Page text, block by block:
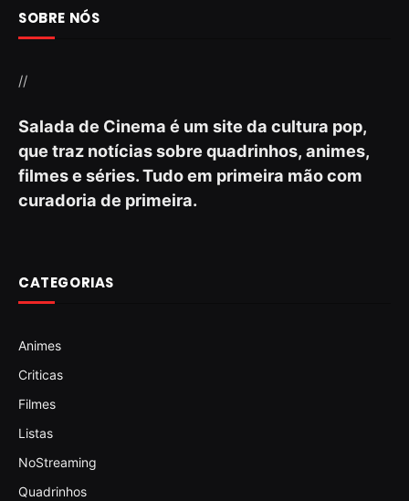
SOBRE NÓS
//
Salada de Cinema é um site da cultura pop,
que traz notícias sobre quadrinhos, animes,
filmes e séries. Tudo em primeira mão com
curadoria de primeira.
CATEGORIAS
Animes
Criticas
Filmes
Listas
NoStreaming
Quadrinhos